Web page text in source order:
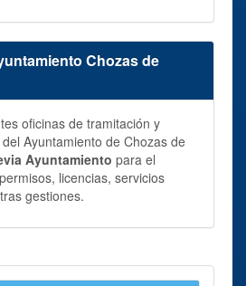
Chozas de
oficinas de tramitación y
Ayuntamiento de Chozas de
Ayuntamiento para el
licencias, servicios
gestiones.